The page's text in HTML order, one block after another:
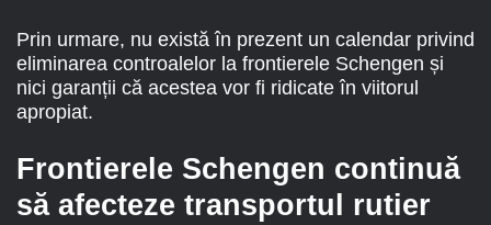
Prin urmare, nu există în prezent un calendar privind
eliminarea controalelor la frontierele Schengen și
nici garanții că acestea vor fi ridicate în viitorul
apropiat.
Frontierele Schengen continuă
să afecteze transportul rutier